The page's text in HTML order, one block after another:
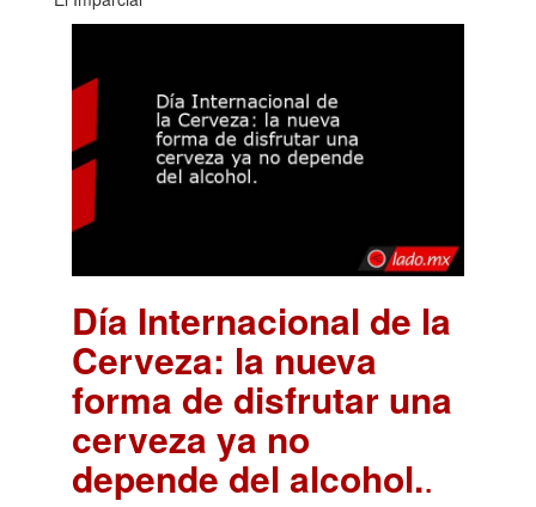
Día Internacional de la
Cerveza: la nueva
forma de disfrutar una
cerveza ya no
depende del alcohol..